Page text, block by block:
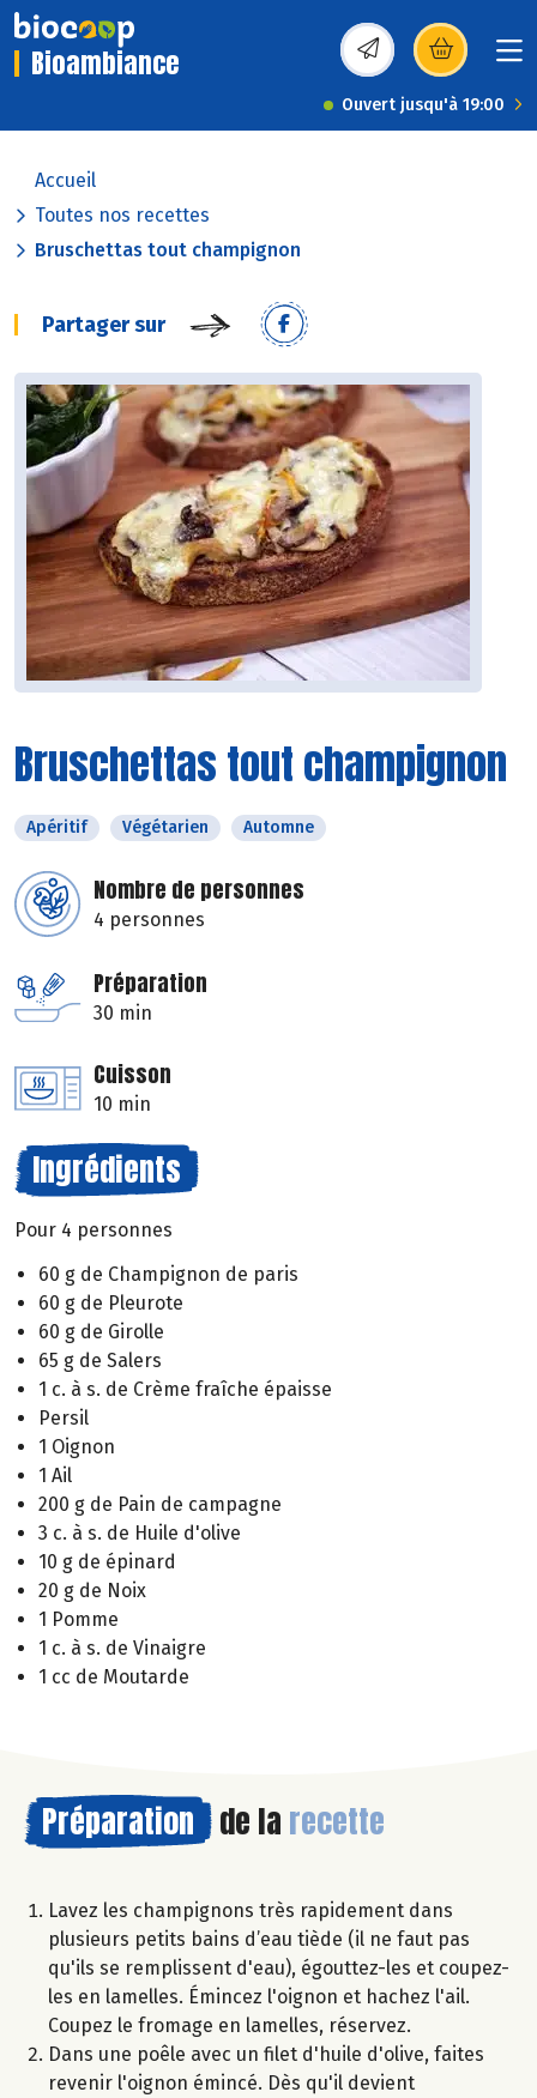
Bioambiance (s’ouvre dans une
Ouvert jusqu'à 19:00
Accueil
Toutes nos recettes
Bruschettas tout champignon
Partager sur
Bruschettas tout champignon
Apéritif Végétarien Automne
Nombre de personnes
4 personnes
Préparation
30 min
Cuisson
10 min
Ingrédients
Pour 4 personnes
60 g de Champignon de paris
60 g de Pleurote
60 g de Girolle
65 g de Salers
1 c. à s. de Crème fraîche épaisse
Persil
1 Oignon
1 Ail
200 g de Pain de campagne
3 c. à s. de Huile d'olive
10 g de épinard
20 g de Noix
1 Pomme
1 c. à s. de Vinaigre
1 cc de Moutarde
Préparation de la recette
Lavez les champignons très rapidement dans
plusieurs petits bains d’eau tiède (il ne faut pas
qu'ils se remplissent d'eau), égouttez-les et coupez-
les en lamelles. Émincez l'oignon et hachez l'ail.
Coupez le fromage en lamelles, réservez.
Dans une poêle avec un filet d'huile d'olive, faites
revenir l'oignon émincé. Dès qu'il devient